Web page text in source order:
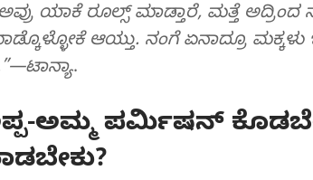
ಯಾಕೆ ರೂಲ್ಸ್‌ ಮಾಡ್ತಾರೆ, ಮತ್ತೆ ಅದ್ರಿಂದ
ಆಯ್ತು. ನಂಗೆ ಏನಾದ್ರೂ ಮಕ್ಕಳು
.
ಅಮ್ಮ ಪರ್ಮಿಷನ್‌